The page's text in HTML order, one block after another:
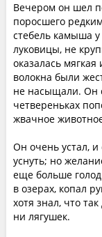
Вечером он шел
поросшего
стебель камыша
луковицы, не
оказалась
волокна были
не насыщали. Он
четвереньках
жвачное
Он очень устал, и
уснуть; но
еще больше
в озерах, копал
хотя знал, что
ни лягушек.